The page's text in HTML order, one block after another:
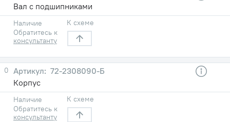
Вал с подшипниками
Наличие
Обратитесь к
консультанту
К схеме
0
72-2308090-Б
Корпус
Наличие
Обратитесь к
консультанту
К схеме